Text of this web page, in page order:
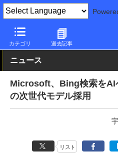
カテゴリ 過去記事
PC Watch 市場 AI
ニュース
Microsoft、Bing検索をAI
の次世代モデル採用
リスト